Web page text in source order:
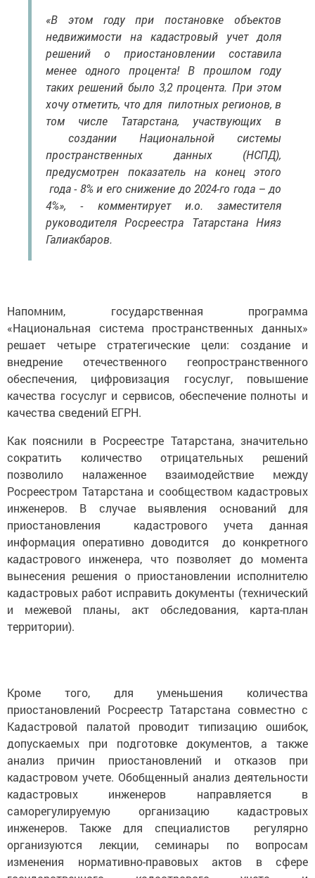
«В этом году при постановке объектов
недвижимости на кадастровый учет доля
решений о приостановлении составила
менее одного процента! В прошлом году
таких решений было 3,2 процента. При этом
хочу отметить, что для пилотных регионов, в
том числе Татарстана, участвующих в
создании Национальной системы
пространственных данных (НСПД),
предусмотрен показатель на конец этого
года - 8% и его снижение до 2024-го года – до
4%», - комментирует и.о. заместителя
руководителя Росреестра Татарстана Нияз
Галиакбаров.
Напомним, государственная программа
«Национальная система пространственных данных»
решает четыре стратегические цели: создание и
внедрение отечественного геопространственного
обеспечения, цифровизация госуслуг, повышение
качества госуслуг и сервисов, обеспечение полноты и
качества сведений ЕГРН.
Как пояснили в Росреестре Татарстана, значительно
сократить количество отрицательных решений
позволило налаженное взаимодействие между
Росреестром Татарстана и сообществом кадастровых
инженеров. В случае выявления оснований для
приостановления кадастрового учета данная
информация оперативно доводится до конкретного
кадастрового инженера, что позволяет до момента
вынесения решения о приостановлении исполнителю
кадастровых работ исправить документы (технический
и межевой планы, акт обследования, карта-план
территории).
Кроме того, для уменьшения количества
приостановлений Росреестр Татарстана совместно с
Кадастровой палатой проводит типизацию ошибок,
допускаемых при подготовке документов, а также
анализ причин приостановлений и отказов при
кадастровом учете. Обобщенный анализ деятельности
кадастровых инженеров направляется в
саморегулируемую организацию кадастровых
инженеров. Также для специалистов регулярно
организуются лекции, семинары по вопросам
изменения нормативно-правовых актов в сфере